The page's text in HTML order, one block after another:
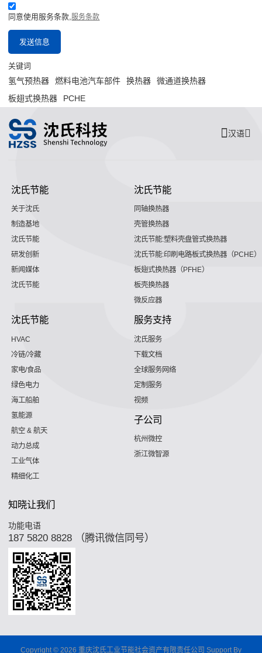
同意使用服务条款,服务条款
发送信息
关键词
氢气预热器 燃料电池汽车部件 换热器
微通道换热器
板翅式换热器
PCHE
汉语
沈氏节能
关于沈氏
制造基地
沈氏节能
研发创新
新闻媒体
沈氏节能
沈氏节能
同轴换热器
壳管换热器
沈氏节能:塑料壳盘管式换热器
沈氏节能:印刷电路板式换热器（PCHE）
板翅式换热器（PFHE）
板壳换热器
微反应器
沈氏节能
HVAC
冷链/冷藏
家电/食品
绿色电力
海工船舶
氢能源
航空 & 航天
动力总成
工业气体
精细化工
服务支持
沈氏服务
下载文档
全球服务网络
定制服务
视频
子公司
杭州微控
浙江微智源
知晓让我们
功能电语
187 5820 8828 （腾讯微信同号）
Copyright © 2026 重庆沈氏工业节能社会资产有限责任公司 Support By